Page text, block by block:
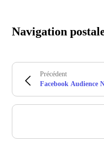
Navigation
Précédent
Facebook Audience